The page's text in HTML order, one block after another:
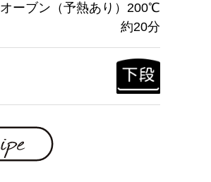
オーブン（予熱あり）200℃
約20分